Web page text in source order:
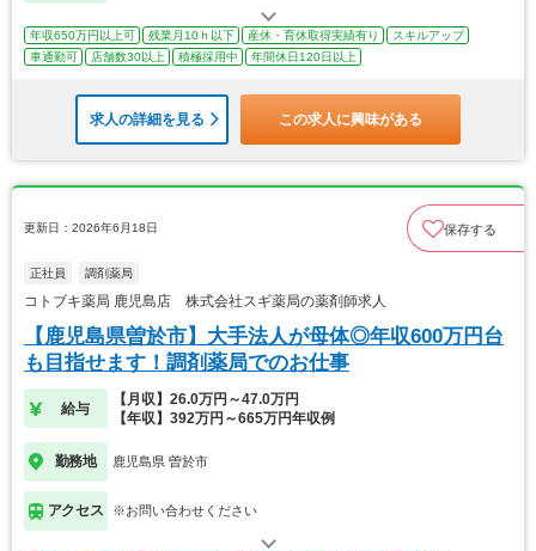
年収650万円以上可 残業月10ｈ以下 産休・育休取得実績有り
スキルアップ
車通勤可
店舗数30以上 積極採用中 年間休日120日以上
求人の詳細を見る この求人に興味がある
更新日：2026年6月18日 保存する
正社員 調剤薬局
コトブキ薬局 鹿児島店 株式会社スギ薬局の薬剤師求人
【鹿児島県曽於市】大手法人が母体◎年収600万円台
も目指せます！調剤薬局でのお仕事
給与
【月収】26.0万円～47.0万円
【年収】392万円～665万円年収例
勤務地 鹿児島県 曽於市
アクセス ※お問い合わせください